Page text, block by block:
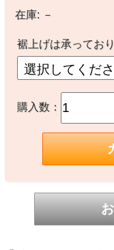
じホワイトデニムを使
能。"（シュガーケーン
【素材】
○本体：コットン100%
〇日本製
【備考】
※ウォッシュ済みの商品
ることがあります。特
れが御座いますのでご
※裾上げは承っておりま
※撮影時の環境やご使用
ご注文時に「在庫あり
在庫: －
裾上げは承ってお
購入数：